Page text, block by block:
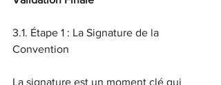
3.1. Étape 1 : La Signature de la
Convention
La signature est un moment clé qui